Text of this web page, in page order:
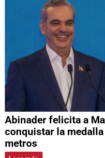
Abinader felicita a
conquistar la
metros